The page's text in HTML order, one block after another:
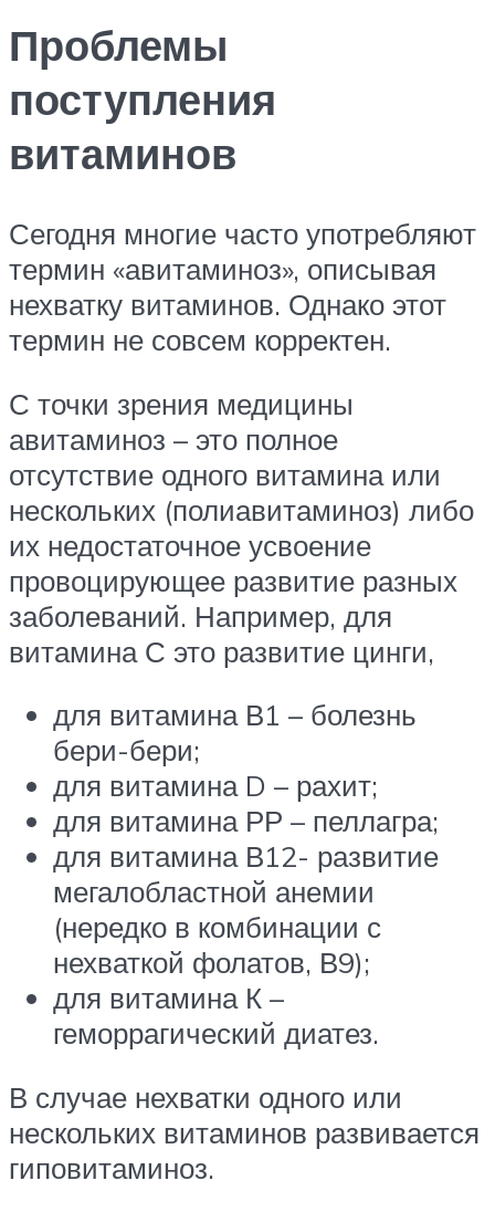
Проблемы
поступления
витаминов
Сегодня многие часто употребляют
термин «авитаминоз», описывая
нехватку витаминов. Однако этот
термин не совсем корректен.
С точки зрения медицины
авитаминоз – это полное
отсутствие одного витамина или
нескольких (полиавитаминоз) либо
их недостаточное усвоение
провоцирующее развитие разных
заболеваний. Например, для
витамина С это развитие цинги,
для витамина В1 – болезнь
бери-бери;
для витамина D – рахит;
для витамина РР – пеллагра;
для витамина В12- развитие
мегалобластной анемии
(нередко в комбинации с
нехваткой фолатов, В9);
для витамина К –
геморрагический диатез.
В случае нехватки одного или
нескольких витаминов развивается
гиповитаминоз.